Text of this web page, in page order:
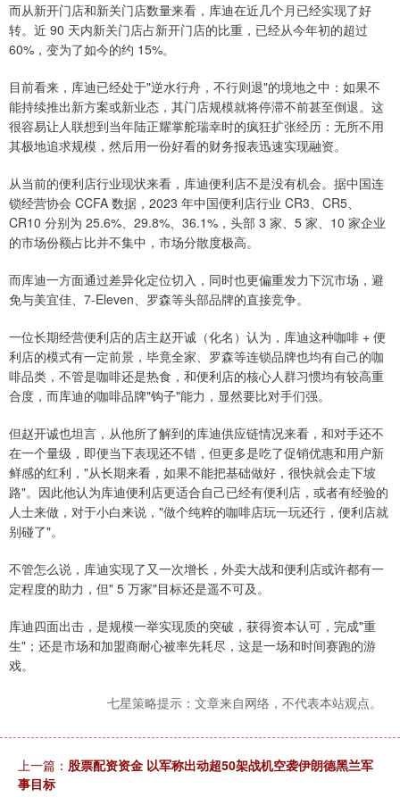
而从新开门店和新关门店数量来看，库迪在近几个月已经实现了好
转。近 90 天内新关门店占新开门店的比重，已经从今年初的超过
60%，变为了如今的约 15%。
目前看来，库迪已经处于"逆水行舟，不行则退"的境地之中：如果不
能持续推出新方案或新业态，其门店规模就将停滞不前甚至倒退。这
很容易让人联想到当年陆正耀掌舵瑞幸时的疯狂扩张经历：无所不用
其极地追求规模，然后用一份好看的财务报表迅速实现融资。
从当前的便利店行业现状来看，库迪便利店不是没有机会。据中国连
锁经营协会 CCFA 数据，2023 年中国便利店行业 CR3、CR5、
CR10 分别为 25.6%、29.8%、36.1%，头部 3 家、5 家、10 家企业
的市场份额占比并不集中，市场分散度极高。
而库迪一方面通过差异化定位切入，同时也更偏重发力下沉市场，避
免与美宜佳、7-Eleven、罗森等头部品牌的直接竞争。
一位长期经营便利店的店主赵开诚（化名）认为，库迪这种咖啡 + 便
利店的模式有一定前景，毕竟全家、罗森等连锁品牌也均有自己的咖
啡品类，不管是咖啡还是热食，和便利店的核心人群习惯均有较高重
合度，而库迪的咖啡品牌"钩子"能力，显然要比对手们强。
但赵开诚也坦言，从他所了解到的库迪供应链情况来看，和对手还不
在一个量级，即便当下表现还不错，但更多是吃了促销优惠和用户新
鲜感的红利，"从长期来看，如果不能把基础做好，很快就会走下坡
路"。因此他认为库迪便利店更适合自己已经有便利店，或者有经验的
人士来做，对于小白来说，"做个纯粹的咖啡店玩一玩还行，便利店就
别碰了"。
不管怎么说，库迪实现了又一次增长，外卖大战和便利店或许都有一
定程度的助力，但" 5 万家"目标还是遥不可及。
库迪四面出击，是规模一举实现质的突破，获得资本认可，完成"重
生"；还是市场和加盟商耐心被率先耗尽，这是一场和时间赛跑的游
戏。
七星策略提示：文章来自网络，不代表本站观点。
上一篇： 股票配资资金 以军称出动超50架战机空袭伊朗德黑兰军
事目标